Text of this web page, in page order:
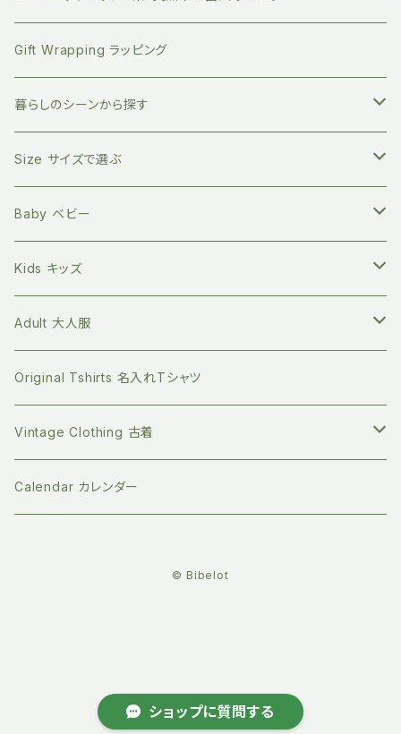
ショップに質問する
竹のデンタルスティックフロス
繰り返し使える ストロー
オーガニックコットン100% エコバッグ
自然素材のキッチン用品
天然へちまスポンジ
オーガニック100% マイカトラリーセット
プラフリーのステンレス保存容器セット
GOTS認証 メッシュエコバッグ
珪藻土 歯ブラシスタンド
マイクロプラを防ぐ 洗濯ネット
ステンレスの洗濯ばさみ
土に還る排水口の水切りネット
絵本 大人向け
英語の絵本 (日本語CD付き)
バイリンガル絵本(英語と日本語)
環境問題関連の本
食べ物の本
ファッションの本
ライフスタイルの本
デザインの本
ジェンダーの本
EAST END HIGHLANDERS
SLEEP NO MORE スリープノーモア
Zoologia ズーロジア
Born to Explore ボーントゥエクスプロアー
Petites Pommes プティットポム
mana.ORGANIC LIVING
シリコンボトル
Bibelot ビベロ
ビベロの子ども服
ビベロのオーダーメイドバッグ
天衣無縫
People Tree ピープルツリー
セキララカード
おしゃぶり・おもちゃホルダー
マグホルダー
マルチホルダー
Gift Wrapping ラッピング
暮らしのシーンから探す
地球にやさしく暮らす
マルチレスキューバーム
キッチングッズ
親子の絵本時間に
かわいいあの子の出産祝いに
本を読む時間を作ってみる
ゆっくりのんびり過ごす
お誕生日プレゼントに
新年の支度に
自分のケアをする
Size サイズで選ぶ
新生児サイズ
60サイズ 3ヶ月
70サイズ 6ヶ月
80サイズ 12-18ヶ月
90サイズ 2-3歳
100サイズ 3-4歳
140サイズ 9-11歳
Baby ベビー
Tops トップス
Long sleeve 長袖
Short sleeve 半袖
Bottoms ボトムス
Romper ロンパース
Dress ワンピース
Socks ソックス
Kids キッズ
Tops トップス
Long sleeve 長袖
Short sleeve 半袖
Bottoms ボトムス
Dress ワンピース
Jacket ジャケット
Scarf マフラー
Adult 大人服
Tops トップス
Botoms ボトムス
Dress ワンピース
Original Tshirts 名入れTシャツ
Vintage Clothing 古着
Knit ニット
Calendar カレンダー
© Bibelot